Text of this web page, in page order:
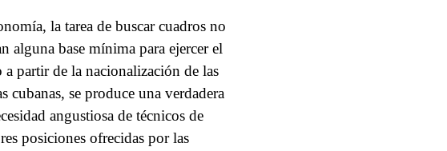
la tarea de buscar cuadros no
alguna base mínima para ejercer el
partir de la nacionalización de las
cubanas, se produce una verdadera
angustiosa de técnicos de
posiciones ofrecidas por las